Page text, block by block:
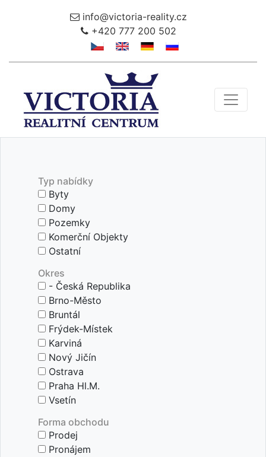
info@victoria-reality.cz
+420 777 200 502
Toggle
Typ nabídky
Byty
Domy
Pozemky
Komerční Objekty
Ostatní
Okres
- Česká Republika
Brno-Město
Bruntál
Frýdek-Místek
Karviná
Nový Jičín
Ostrava
Praha Hl.m.
Vsetín
Forma obchodu
Prodej
Pronájem